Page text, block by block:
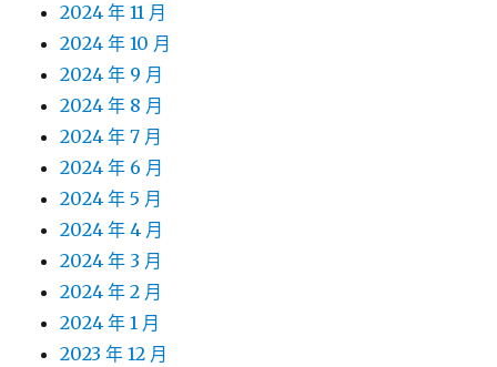
2024 年 11 月
2024 年 10 月
2024 年 9 月
2024 年 8 月
2024 年 7 月
2024 年 6 月
2024 年 5 月
2024 年 4 月
2024 年 3 月
2024 年 2 月
2024 年 1 月
2023 年 12 月